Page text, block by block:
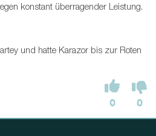
konstant überragender Leistung.
und hatte Karazor bis zur Roten
0 0